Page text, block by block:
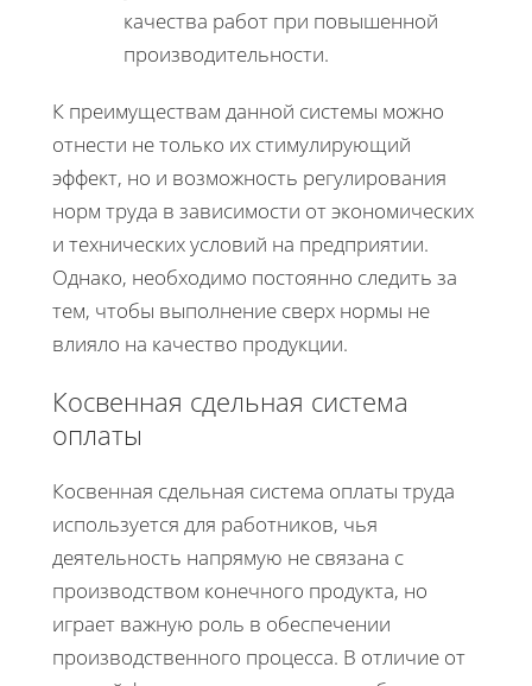
качества работ при повышенной
производительности.
К преимуществам данной системы можно
отнести не только их стимулирующий
эффект, но и возможность регулирования
норм труда в зависимости от экономических
и технических условий на предприятии.
Однако, необходимо постоянно следить за
тем, чтобы выполнение сверх нормы не
влияло на качество продукции.
Косвенная сдельная система
оплаты
Косвенная сдельная система оплаты труда
используется для работников, чья
деятельность напрямую не связана с
производством конечного продукта, но
играет важную роль в обеспечении
производственного процесса. В отличие от